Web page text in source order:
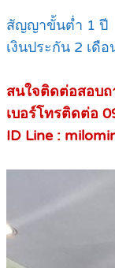
สัญญาขั้นต่ำ 1 ปี
เงินประกัน 2 เดื
สนใจติดต่อสอบถ
เบอร์โทรติดต่อ
ID Line :